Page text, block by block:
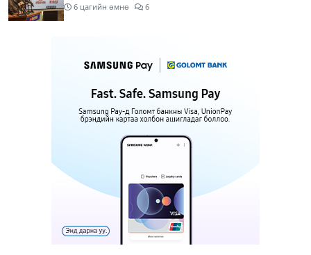
6 цагийн өмнө 6
шугамын хөндлөн сэтэлгээ хийнэ
Нэгдүгээр ангид элсэгчдийн бүртгэлийг энэ
сарын 17-ноос E-Mongolia системээр зохион
Өнөөдөр тэгш тоогоор төгссөн автомашинтай
иргэд 50 хүртэлх мянган төгрөгөнд БЕНЗИН авна
7 цагийн өмнө